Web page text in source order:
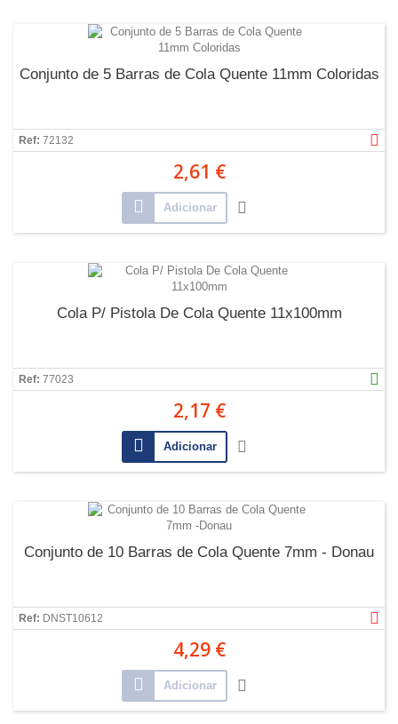
Conjunto de 5 Barras de Cola Quente 11mm Coloridas
Ref: 72132
2,61 €
Adicionar
Cola P/ Pistola De Cola Quente 11x100mm
Ref: 77023
2,17 €
Adicionar
Conjunto de 10 Barras de Cola Quente 7mm - Donau
Ref: DNST10612
4,29 €
Adicionar